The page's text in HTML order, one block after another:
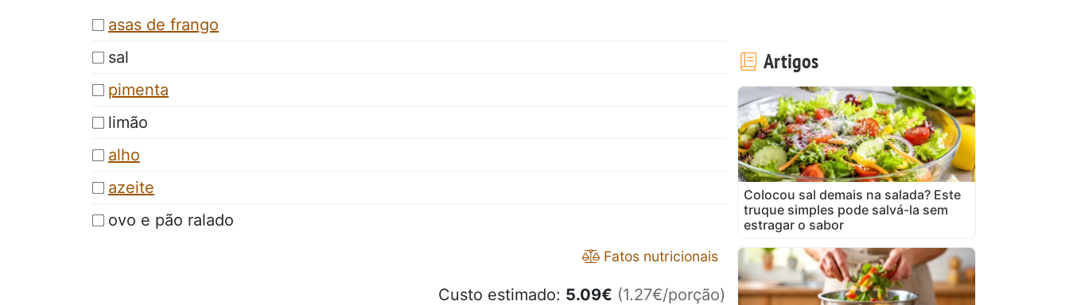
asas de frango
sal
pimenta
limão
alho
azeite
ovo e pão ralado
Fatos nutricionais
Custo estimado: 5.09€ (1.27€/porção)
Artigos
Colocou sal demais na salada? Este
truque simples pode salvá-la sem
estragar o sabor